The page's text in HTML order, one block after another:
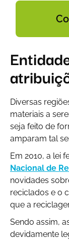
Diversas
materiais a
seja feito de
amparam tal
Em 2010, a lei
Nacional de
novidades
reciclados e o
que a
Sendo assim,
devidamente